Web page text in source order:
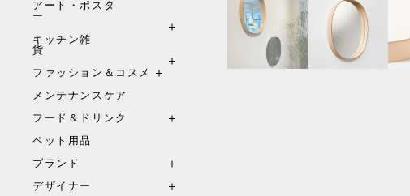
アート・ポスタ
ー
キッチン雑
貨
ファッション＆コスメ
メンテナンスケア
フード＆ドリンク
ペット用品
ブランド
デザイナー